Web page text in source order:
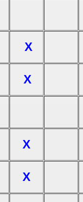
X
X
X
X